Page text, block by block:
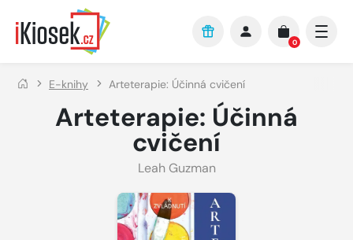
Přejít na hlavní obsah
0
E-knihy Arteterapie: Účinná cvičení
Arteterapie: Účinná
cvičení
Leah Guzman